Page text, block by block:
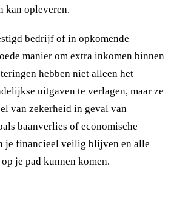
kan opleveren.
bedrijf of in opkomende
manier om extra inkomen binnen
hebben niet alleen het
uitgaven te verlagen, maar ze
van zekerheid in geval van
baanverlies of economische
je financieel veilig blijven en alle
je pad kunnen komen.